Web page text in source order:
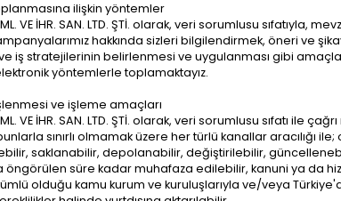
ilişkin yöntemler
İML. VE İHR. SAN. LTD. ŞTİ. olarak, veri sorumlusu
hakkında sizleri bilgilendirmek, öneri ve
ve iş stratejilerinin belirlenmesi ve uygulanması gibi
yöntemlerle toplamaktayız.
ve işleme amaçları
İML. VE İHR. SAN. LTD. ŞTİ. olarak, veri sorumlusu sıfatı
sınırlı olmamak üzere her türlü kanallar aracılığı
saklanabilir, depolanabilir, değiştirilebilir,
süre kadar muhafaza edilebilir, kanuni ya da
olduğu kamu kurum ve kuruluşlarıyla ve/veya